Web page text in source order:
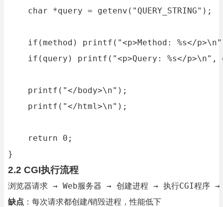
    char *query = getenv("QUERY_STRING");
if(method) printf("<p>Method: %s</
if(query) printf("<p>Query: %s</p>\n",
    printf("</body>\n");
    printf("</html>\n");
    return 0;
}
2.2 CGI执行流程
浏览器请求 → Web服务器 → 创建进程 → 执行CGI程序
缺点 ：每次请求都创建/销毁进程，性能低下